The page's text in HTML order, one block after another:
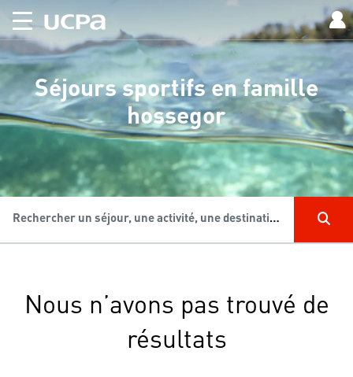
Séjours sportifs en famille
hossegor
Rechercher un séjour, une activité, une destination...
Nous n’avons pas trouvé de
résultats